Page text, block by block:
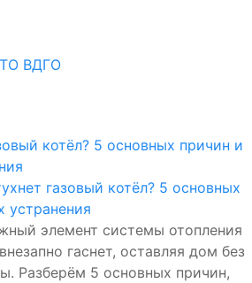
ТО ВДГО
газовый котёл? 5 основных
устранения
элемент системы отопления
гаснет, оставляя дом без
Разберём 5 основных причин,